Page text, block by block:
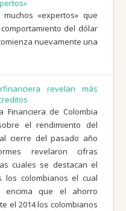
«expertos» que
del dólar
nuevamente una
revelan más
Financiera de Colombia
el rendimiento del
cierre del pasado año
revelaron cifras
cuales se destacan el
los colombianos el cual
encima que el ahorro
el 2014 los colombianos